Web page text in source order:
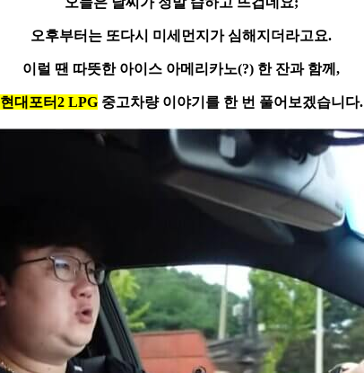
오후부터는 또다시 미세먼지가 심해지더라고요.
이럴 땐 따뜻한 아이스 아메리카노(?) 한 잔과 함께,
현대포터2 LPG중고차량 이야기를 한 번 풀어보겠습니다.